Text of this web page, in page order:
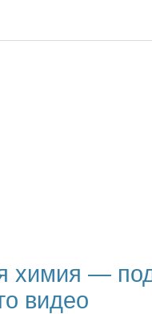
химия —
видео